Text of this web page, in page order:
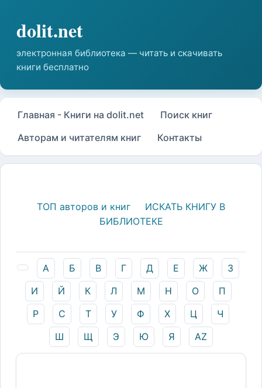
Главная - Книги на dolit.net
Поиск книг
Авторам и читателям книг
Контакты
ТОП авторов и книг
ИСКАТЬ КНИГУ В
БИБЛИОТЕКЕ
А Б В Г Д Е Ж
З
И
Й К Л М Н О
П
Р
С Т У Ф Х Ц
Ч
Ш
Щ Э Ю Я AZ